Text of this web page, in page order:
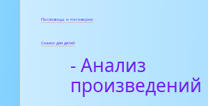
Пословицы и поговорки
Сказки для детей
- Анализ
произведений